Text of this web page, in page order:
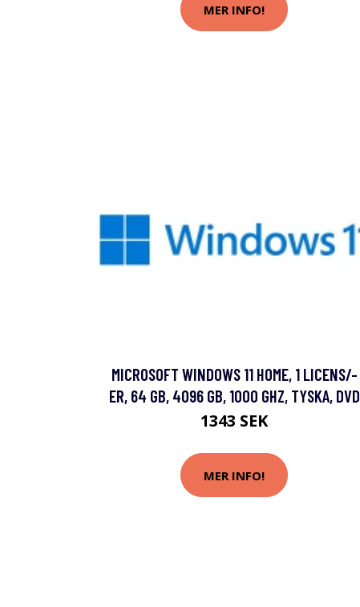
MER INFO!
MICROSOFT WINDOWS 11 HOME, 1 LICENS/-
ER, 64 GB, 4096 GB, 1000 GHZ, TYSKA, DVD
1343 SEK
MER INFO!